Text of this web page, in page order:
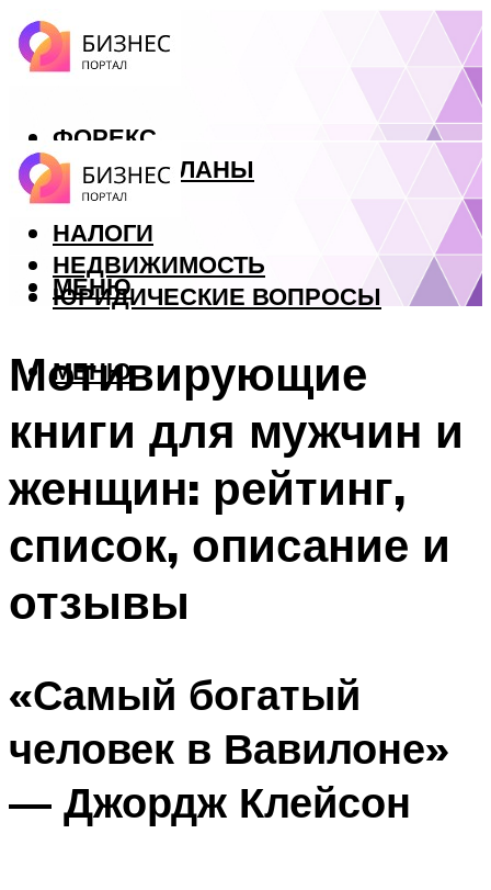
ФОРЕКС
БИЗНЕС ПЛАНЫ
КРЕДИТЫ
НАЛОГИ
НЕДВИЖИМОСТЬ
ЮРИДИЧЕСКИЕ ВОПРОСЫ
МЕНЮ
МЕНЮ
Мотивирующие
книги для мужчин и
женщин: рейтинг,
список, описание и
отзывы
«Самый богатый
человек в Вавилоне»
— Джордж Клейсон